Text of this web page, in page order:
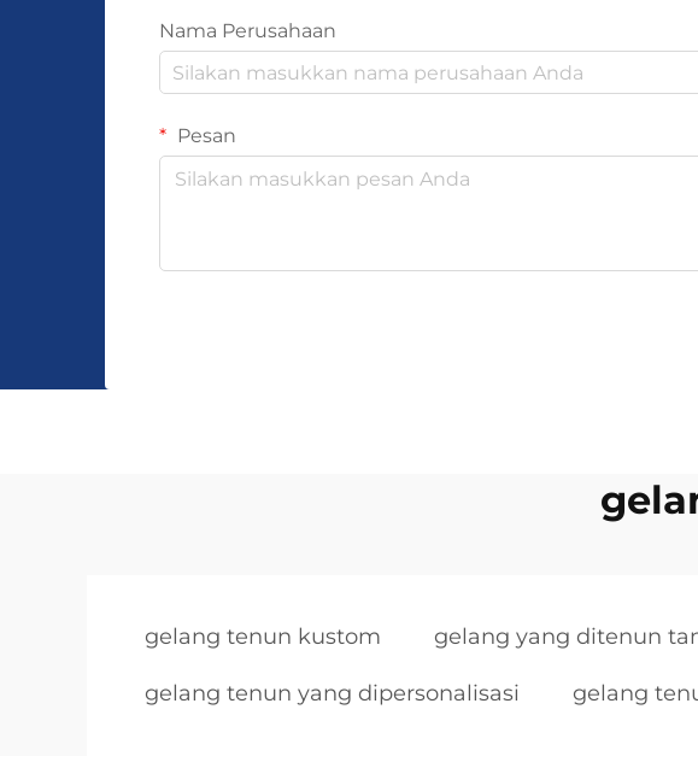
Nama Perusahaan
Pesan
gelang tenun kustom gelang yang ditenun
gelang tenun yang dipersonalisasi gelang